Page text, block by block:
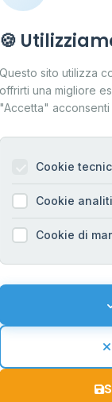
Alto
Per
🍪
Questo sito utilizza
offrirti una migliore
"Accetta"
Cookie
Cookie
Cookie di